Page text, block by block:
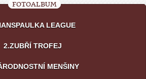
FOTOALBUM
LEAGUE
2.ZUBŘÍ TROFEJ
MENŠINY